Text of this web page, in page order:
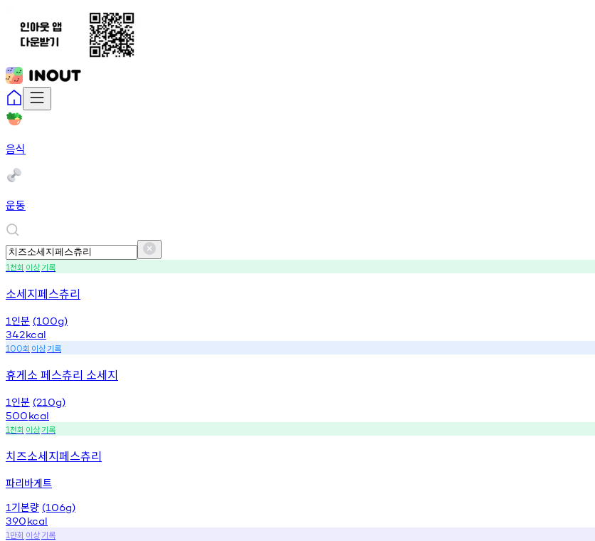
음식
운동
1천회 이상기록
소세지페스츄리
1 인분 (100g)
342kcal
100회 이상기록
휴게소 페스츄리 소세지
1 인분 (210g)
500kcal
1천회 이상기록
치즈소세지페스츄리
파리바게트
1 기본량 (106g)
390kcal
1 만회 이상기록